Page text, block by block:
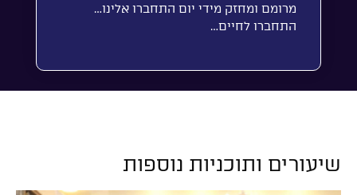
מרומם ומחזק מידי יום התחברו אלינו…
התחברו לחיים…
שיעורים ותוכניות נוספות